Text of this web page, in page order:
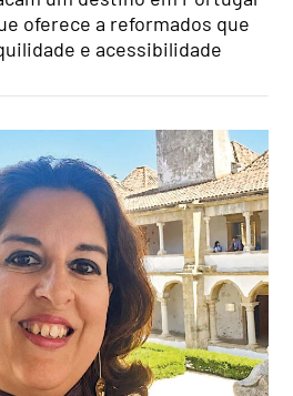
oferece a reformados que
e acessibilidade